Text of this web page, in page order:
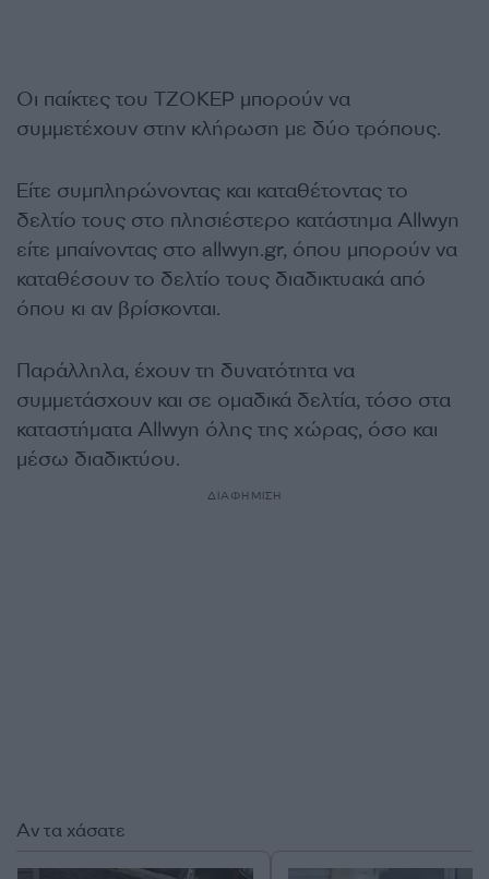
Οι παίκτες του ΤΖΟΚΕΡ μπορούν να
συμμετέχουν στην κλήρωση με δύο τρόπους.
Είτε συμπληρώνοντας και καταθέτοντας το
δελτίο τους στο πλησιέστερο κατάστημα Allwyn
είτε μπαίνοντας στο allwyn.gr, όπου μπορούν να
καταθέσουν το δελτίο τους διαδικτυακά από
όπου κι αν βρίσκονται.
Παράλληλα, έχουν τη δυνατότητα να
συμμετάσχουν και σε ομαδικά δελτία, τόσο στα
καταστήματα Allwyn όλης της χώρας, όσο και
μέσω διαδικτύου.
ΔΙΑΦΗΜΙΣΗ
Αν τα χάσατε